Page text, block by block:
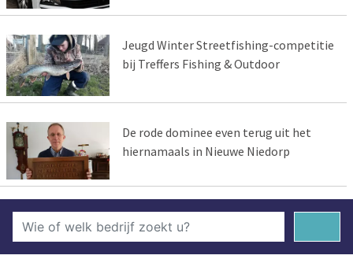
Jeugd Winter Streetfishing-competitie
bij Treffers Fishing & Outdoor
De rode dominee even terug uit het
hiernamaals in Nieuwe Niedorp